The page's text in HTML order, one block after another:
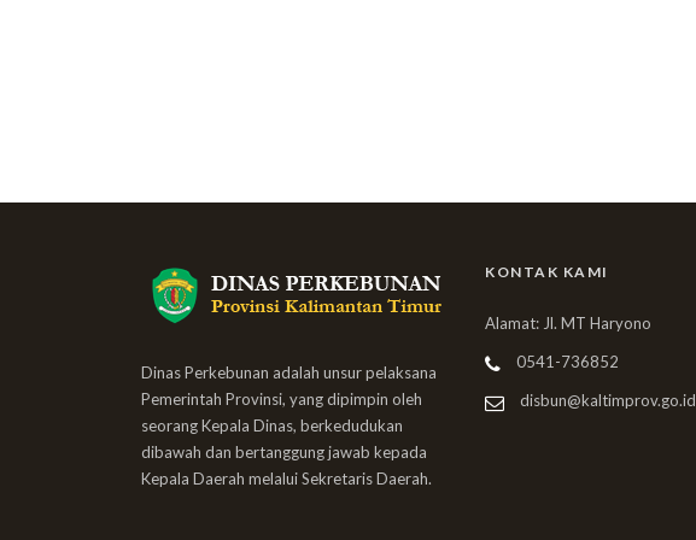
Dinas Perkebunan adalah unsur pelaksana
Pemerintah Provinsi, yang dipimpin oleh
seorang Kepala Dinas, berkedudukan
dibawah dan bertanggung jawab kepada
Kepala Daerah melalui Sekretaris Daerah.
KONTAK KAMI
Alamat: Jl. MT Haryono
0541-736852
disbun@kaltimprov.go.id